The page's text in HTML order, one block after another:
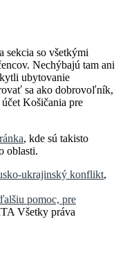
sekcia so všetkými
Nechýbajú tam ani
ubytovanie
sa ako dobrovoľník,
Košičania pre
, kde sú takisto
oblasti.
ukrajinský konflikt,
pomoc, pre
Všetky práva